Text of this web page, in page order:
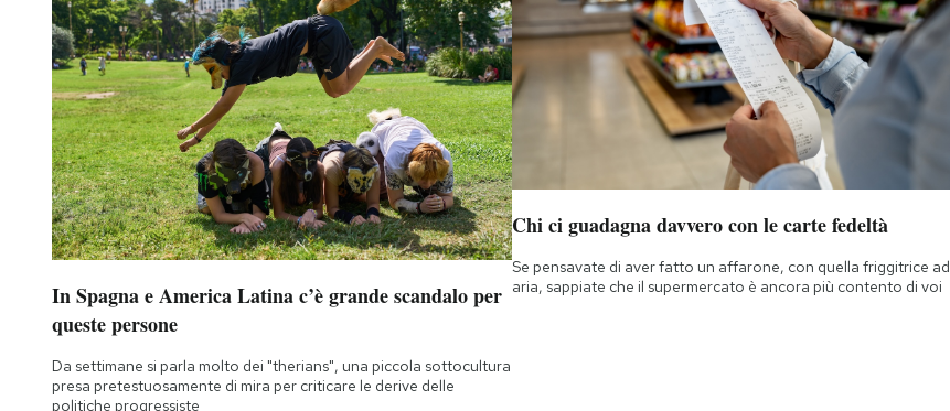
In Spagna e America Latina c’è grande scandalo per
queste persone
Da settimane si parla molto dei "therians", una piccola sottocultura
presa pretestuosamente di mira per criticare le derive delle
politiche progressiste
Chi ci guadagna davvero con le carte fedeltà
Se pensavate di aver fatto un affarone, con quella friggitrice ad
aria, sappiate che il supermercato è ancora più contento di voi